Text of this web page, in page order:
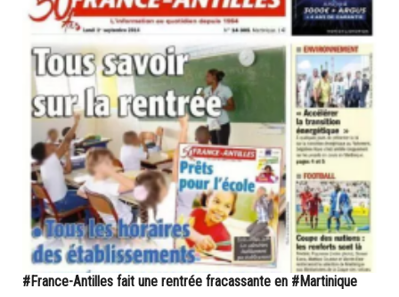
#France-Antilles fait une rentrée fracassante en #Martinique